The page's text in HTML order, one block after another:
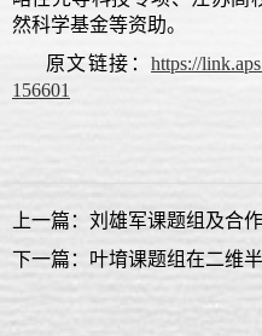
然科学基金等资助。
原文链接： https://
156601